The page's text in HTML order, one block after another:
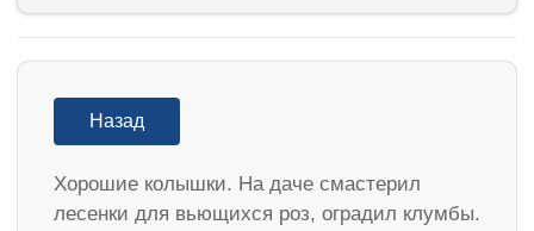
Назад
Хорошие колышки. На даче смастерил
лесенки для вьющихся роз, оградил клумбы.